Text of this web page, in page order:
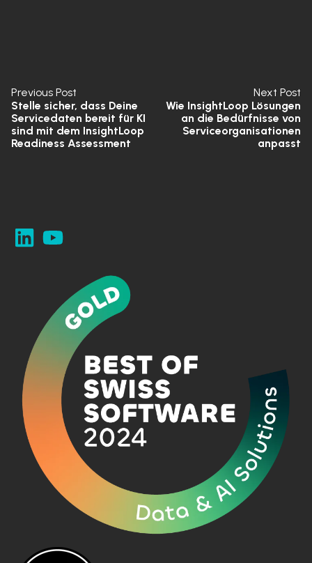
Previous Post
Stelle sicher, dass Deine
Servicedaten bereit für KI
sind mit dem InsightLoop
Readiness Assessment
Next Post
Wie InsightLoop Lösungen
an die Bedürfnisse von
Serviceorganisationen
anpasst